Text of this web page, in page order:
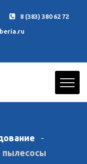
8 (383) 380 62 72
пылесосы